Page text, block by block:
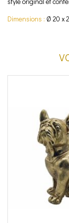
Dimensions : Ø 20 x